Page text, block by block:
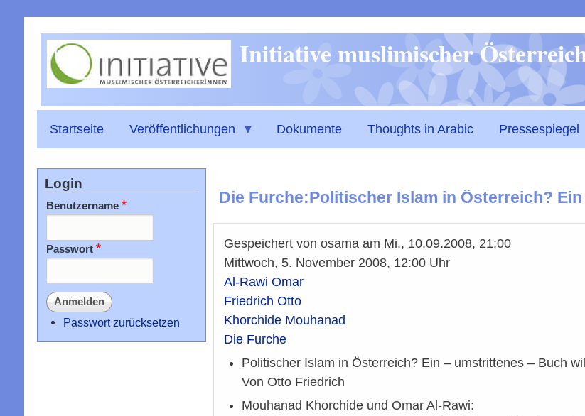
zum
Inhalt
Initiative muslimischer
Startseite Veröffentlichungen Dokumente Thoughts in Arabic Pressespiegel
Die Furche:Politischer Islam in Österreich?
Gespeichert von osama am Mi., 10.09.2008, 21:00
Mittwoch, 5. November 2008, 12:00 Uhr
Al-Rawi Omar
Friedrich Otto
Khorchide Mouhanad
Die Furche
Politischer Islam in Österreich? Ein – umstrittenes – Buch
Von Otto Friedrich
Mouhanad Khorchide und Omar Al-Rawi:
Login
Benutzername
Passwort
Passwort zurücksetzen